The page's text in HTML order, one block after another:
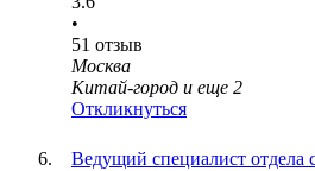
•
51 отзыв
Москва
Китай-город и еще 2
Откликнуться
Ведущий специалист